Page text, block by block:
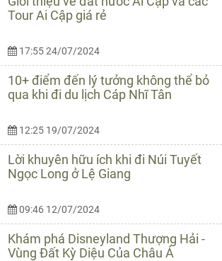
Tour Ai Cập giá rẻ
17:55 24/07/2024
10+ điểm đến lý tưởng không thể bỏ
qua khi đi du lịch Cáp Nhĩ Tân
12:25 19/07/2024
Lời khuyên hữu ích khi đi Núi Tuyết
Ngọc Long ở Lệ Giang
09:46 12/07/2024
Khám phá Disneyland Thượng Hải -
Vùng Đất Kỳ Diệu Của Châu Á